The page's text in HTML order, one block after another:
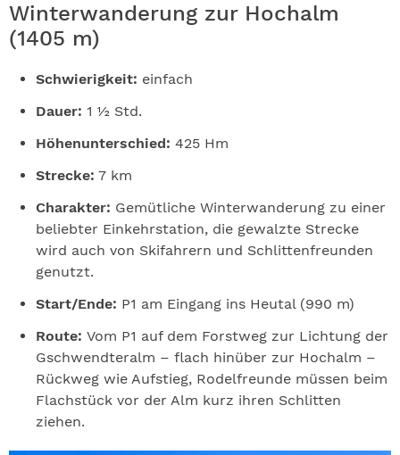
Winterwanderung zur Hochalm
(1405 m)
Schwierigkeit: einfach
Dauer: 1 ½ Std.
Höhenunterschied: 425 Hm
Strecke: 7 km
Charakter: Gemütliche Winterwanderung zu einer
beliebter Einkehrstation, die gewalzte Strecke
wird auch von Skifahrern und Schlittenfreunden
genutzt.
Start/Ende: P1 am Eingang ins Heutal (990 m)
Route: Vom P1 auf dem Forstweg zur Lichtung der
Gschwendteralm – flach hinüber zur Hochalm –
Rückweg wie Aufstieg, Rodelfreunde müssen beim
Flachstück vor der Alm kurz ihren Schlitten
ziehen.